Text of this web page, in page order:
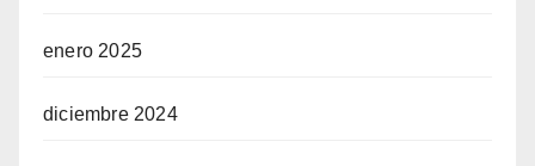
enero 2025
diciembre 2024